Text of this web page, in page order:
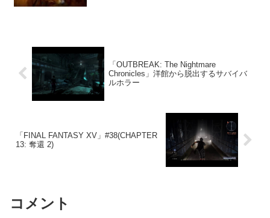
「OUTBREAK: The Nightmare
Chronicles」洋館から脱出するサバイバ
ルホラー
「FINAL FANTASY XV」#38(CHAPTER
13: 奪還 2)
コメント